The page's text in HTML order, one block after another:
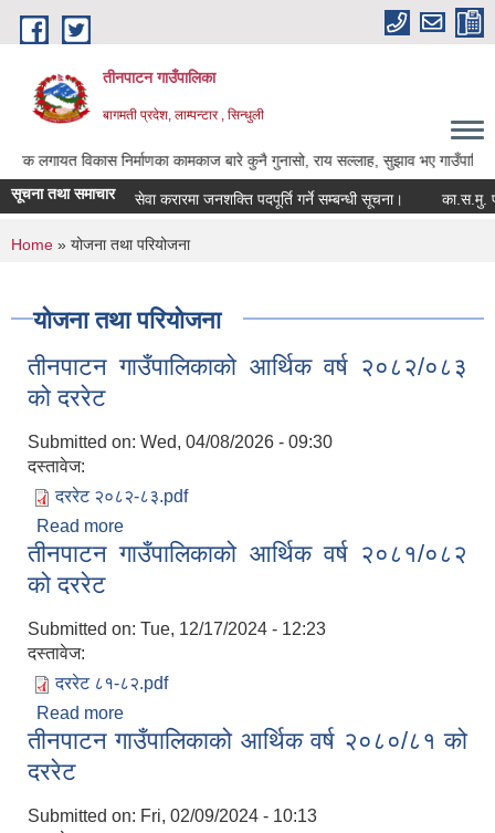
Skip to main content
तीनपाटन गाउँपालिका
बागमती प्रदेश, लाम्पन्टार , सिन्धुली
विकास निर्माणका कामकाज बारे कुनै गुनासो, राय सल्लाह, सुझाव भए
सूचना तथा समाचारसेवा करारमा जनशक्ति पदपूर्ति गर्ने सम्बन्धी सूचना। का.स.मु.
You are here
Home » योजना तथा परियोजना
योजना तथा परियोजना
तीनपाटन गाउँपालिकाको आर्थिक वर्ष २०८२/०८३
को दररेट
Submitted on: Wed, 04/08/2026 - 09:30
दस्तावेज:
दररेट २०८२-८३.pdf
Read more
दररेट
तीनपाटन गाउँपालिकाको आर्थिक वर्ष २०८१/०८२
को दररेट
Submitted on: Tue, 12/17/2024 - 12:23
दस्तावेज:
दररेट ८१-८२.pdf
Read more
दररेट
तीनपाटन गाउँपालिकाको आर्थिक वर्ष २०८०/८१ को
दररेट
Submitted on: Fri, 02/09/2024 - 10:13